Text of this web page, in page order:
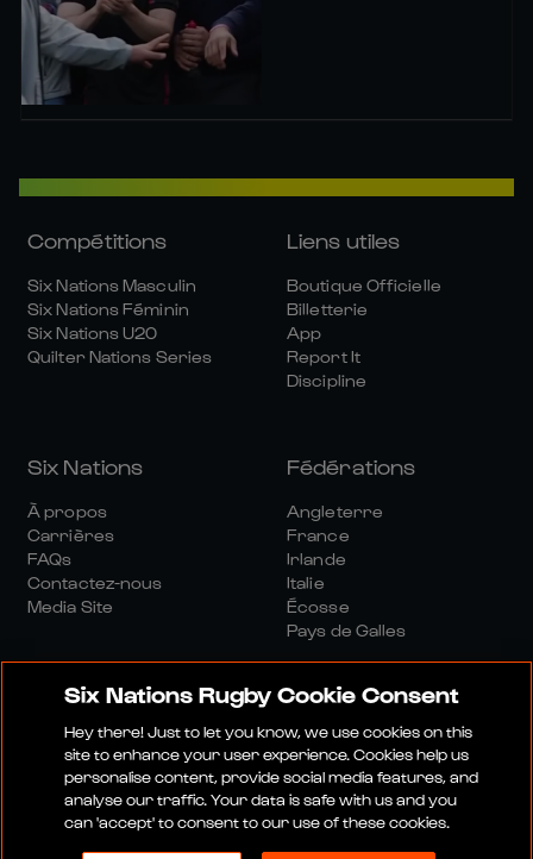
Compétitions
Six Nations Masculin
Six Nations Féminin
Six Nations U20
Quilter Nations Series
Liens utiles
Boutique Officielle
Billetterie
App
Report It
Discipline
Six Nations
À propos
Carrières
FAQs
Contactez-nous
Media Site
Fédérations
Angleterre
France
Irlande
Italie
Écosse
Pays de Galles
Site Média Conditions Générales
Politique De ConfidentialitéPolitique De Cookies
Politique Sociale Et Numérique
Six Nations Rugby Cookie Consent
Hey there! Just to let you know, we use cookies on this
site to enhance your user experience. Cookies help us
personalise content, provide social media features, and
analyse our traffic. Your data is safe with us and you
can 'accept' to consent to our use of these cookies.